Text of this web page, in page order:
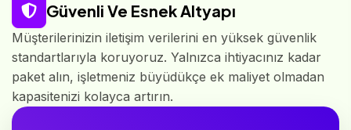
Güvenli Ve Esnek Altyapı
Müşterilerinizin iletişim verilerini en yüksek güvenlik
standartlarıyla koruyoruz. Yalnızca ihtiyacınız kadar
paket alın, işletmeniz büyüdükçe ek maliyet olmadan
kapasitenizi kolayca artırın.